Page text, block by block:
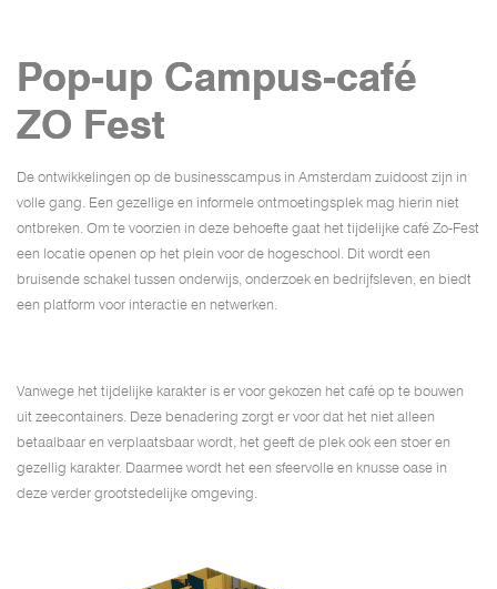
Pop-up Campus-café
ZO Fest
De ontwikkelingen op de businesscampus in Amsterdam zuidoost zijn in
volle gang. Een gezellige en informele ontmoetingsplek mag hierin niet
ontbreken. Om te voorzien in deze behoefte gaat het tijdelijke café Zo-Fest
een locatie openen op het plein voor de hogeschool. Dit wordt een
bruisende schakel tussen onderwijs, onderzoek en bedrijfsleven, en biedt
een platform voor interactie en netwerken.
Vanwege het tijdelijke karakter is er voor gekozen het café op te bouwen
uit zeecontainers. Deze benadering zorgt er voor dat het niet alleen
betaalbaar en verplaatsbaar wordt, het geeft de plek ook een stoer en
gezellig karakter. Daarmee wordt het een sfeervolle en knusse oase in
deze verder grootstedelijke omgeving.